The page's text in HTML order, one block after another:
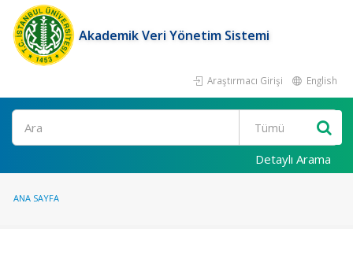
Akademik Veri Yönetim Sistemi
Araştırmacı Girişi English
Ara
Detaylı Arama
ANA SAYFA